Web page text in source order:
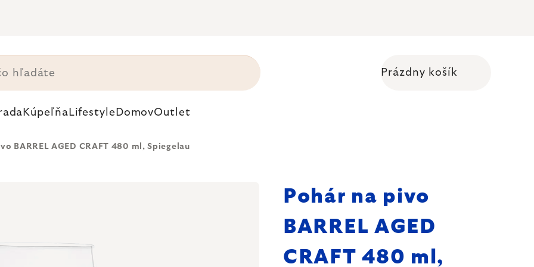
Prázdny košík
Kúpeľňa Lifestyle DomovOutlet
BARREL AGED CRAFT 480 ml, Spiegelau
Pohár na pivo
BARREL AGED
CRAFT 480 ml,